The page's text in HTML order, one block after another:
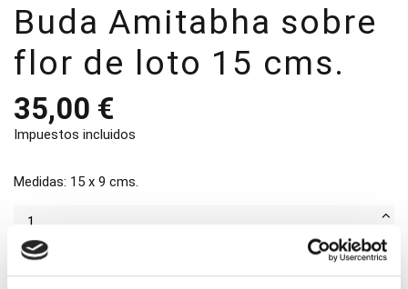
Buda Amitabha sobre
flor de loto 15 cms.
35,00 €
Impuestos incluidos
Medidas: 15 x 9 cms.
Añadir al carrito